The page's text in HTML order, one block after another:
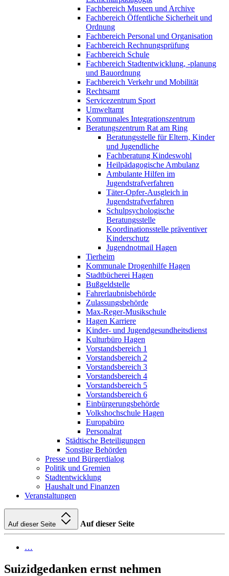
Fachbereich Museen und Archive
Fachbereich Öffentliche Sicherheit und
Ordnung
Fachbereich Personal und Organisation
Fachbereich Rechnungsprüfung
Fachbereich Schule
Fachbereich Stadtentwicklung, -planung
und Bauordnung
Fachbereich Verkehr und Mobilität
Rechtsamt
Servicezentrum Sport
Umweltamt
Kommunales Integrationszentrum
Beratungszentrum Rat am Ring
Beratungsstelle für Eltern, Kinder
und Jugendliche
Fachberatung Kindeswohl
Heilpädagogische Ambulanz
Ambulante Hilfen im
Jugendstrafverfahren
Täter-Opfer-Ausgleich in
Jugendstrafverfahren
Schulpsychologische
Beratungsstelle
Koordinationsstelle präventiver
Kinderschutz
Jugendnotmail Hagen
Tierheim
Kommunale Drogenhilfe Hagen
Stadtbücherei Hagen
Bußgeldstelle
Fahrerlaubnisbehörde
Zulassungsbehörde
Max-Reger-Musikschule
Hagen Karriere
Kinder- und Jugendgesundheitsdienst
Kulturbüro Hagen
Vorstandsbereich 1
Vorstandsbereich 2
Vorstandsbereich 3
Vorstandsbereich 4
Vorstandsbereich 5
Vorstandsbereich 6
Einbürgerungsbehörde
Volkshochschule Hagen
Europabüro
Personalrat
Städtische Beteiligungen
Sonstige Behörden
Presse und Bürgerdialog
Politik und Gremien
Stadtentwicklung
Haushalt und Finanzen
Veranstaltungen
Auf dieser Seite Auf dieser Seite
…
Suizidgedanken ernst nehmen